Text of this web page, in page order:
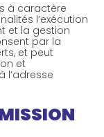
à caractère
l’exécution
et la gestion
par la
et peut
et
l’adresse